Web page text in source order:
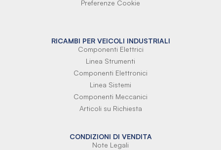
Preferenze Cookie
RICAMBI PER VEICOLI INDUSTRIALI
Componenti Elettrici
Linea Strumenti
Componenti Elettronici
Linea Sistemi
Componenti Meccanici
Articoli su Richiesta
CONDIZIONI DI VENDITA
Note Legali